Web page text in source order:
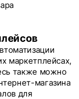
маркетплейсах,
также можно
магазина
для